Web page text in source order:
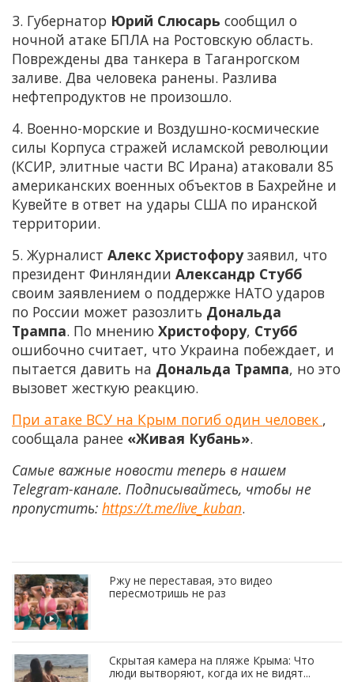
3. Губернатор Юрий Слюсарь сообщил о
ночной атаке БПЛА на Ростовскую область.
Повреждены два танкера в Таганрогском
заливе. Два человека ранены. Разлива
нефтепродуктов не произошло.
4. Военно-морские и Воздушно-космические
силы Корпуса стражей исламской революции
(КСИР, элитные части ВС Ирана) атаковали 85
американских военных объектов в Бахрейне и
Кувейте в ответ на удары США по иранской
территории.
5. Журналист Алекс Христофорузаявил, что
президент Финляндии Александр Стубб
своим заявлением о поддержке НАТО ударов
по России может разозлить Дональда
Трампа. По мнению Христофору, Стубб
ошибочно считает, что Украина побеждает, и
пытается давить на Дональда Трампа, но это
вызовет жесткую реакцию.
При атаке ВСУ на Крым погиб один человек ,
сообщала ранее «Живая Кубань».
Самые важные новости теперь в нашем
Telegram-канале. Подписывайтесь, чтобы не
пропустить: https://t.me/live_kuban.
Ржу не переставая, это видео
пересмотришь не раз
Скрытая камера на пляже Крыма: Что
люди вытворяют, когда их не видят...